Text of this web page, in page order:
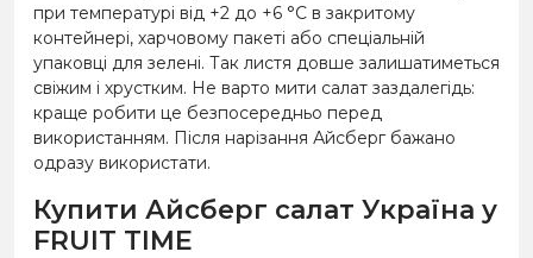
при температурі від +2 до +6 °C в закритому
контейнері, харчовому пакеті або спеціальній
упаковці для зелені. Так листя довше залишатиметься
свіжим і хрустким. Не варто мити салат заздалегідь:
краще робити це безпосередньо перед
використанням. Після нарізання Айсберг бажано
одразу використати.
Купити Айсберг салат Україна у
FRUIT TIME